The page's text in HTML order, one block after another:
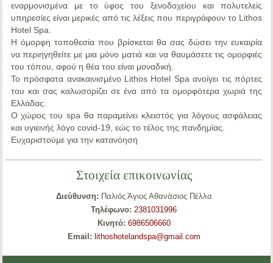
εναρμονισμένα με το ύφος του ξενοδοχείου και πολυτελείς
υπηρεσίες είναι μερικές από τις λέξεις που περιγράφουν το Lithos
Hotel Spa.
Η όμορφη τοποθεσία που βρίσκεται θα σας δώσει την ευκαιρία
να περιηγηθείτε με μια μόνο ματιά και να θαυμάσετε τις ομορφιές
του τόπου, αφού η θέα του είναι μοναδική.
Το πρόσφατα ανακαινισμένο Lithos Hotel Spa ανοίγει τις πόρτες
του και σας καλωσορίζει σε ένα από τα ομορφότερα χωριά της
Ελλάδας.
Ο χώρος του spa θα παραμείνει κλειστός για λόγους ασφάλειας
και υγιεινής λόγο covid-19, εώς το τέλος της πανδημίας.
Ευχαριστούμε για την κατανόηση
Στοιχεία επικοινωνίας
Διεύθυνση: Παλιός Άγιος Αθανάσιος Πέλλα
Τηλέφωνο: 2381031996
Κινητό: 6986506660
Email: lithoshotelandspa@gmail.com